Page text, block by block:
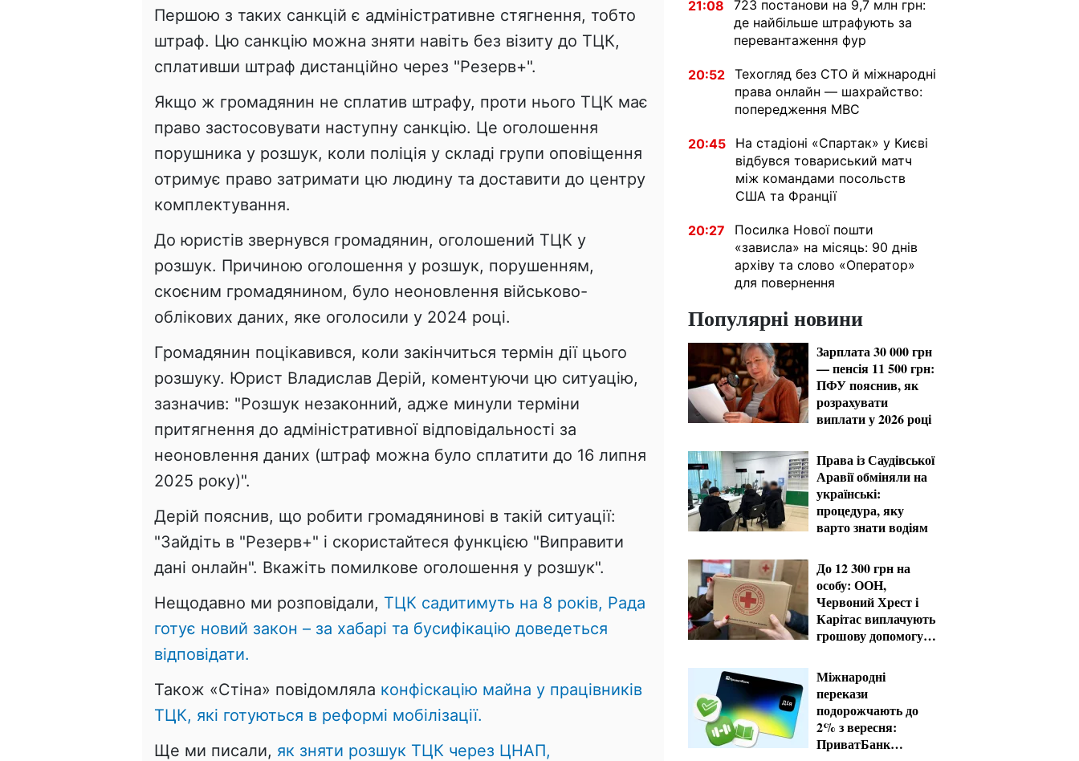
Першою з таких санкцій є адміністративне стягнення, тобто
штраф. Цю санкцію можна зняти навіть без візиту до ТЦК,
сплативши штраф дистанційно через "Резерв+".
Якщо ж громадянин не сплатив штрафу, проти нього ТЦК має
право застосовувати наступну санкцію. Це оголошення
порушника у розшук, коли поліція у складі групи оповіщення
отримує право затримати цю людину та доставити до центру
комплектування.
До юристів звернувся громадянин, оголошений ТЦК у
розшук. Причиною оголошення у розшук, порушенням,
скоєним громадянином, було неоновлення військово-
облікових даних, яке оголосили у 2024 році.
Громадянин поцікавився, коли закінчиться термін дії цього
розшуку. Юрист Владислав Дерій, коментуючи цю ситуацію,
зазначив: "Розшук незаконний, адже минули терміни
притягнення до адміністративної відповідальності за
неоновлення даних (штраф можна було сплатити до 16 липня
2025 року)".
Дерій пояснив, що робити громадянинові в такій ситуації:
"Зайдіть в "Резерв+" і скористайтеся функцією "Виправити
дані онлайн". Вкажіть помилкове оголошення у розшук".
Нещодавно ми розповідали, ТЦК садитимуть на 8 років, Рада
готує новий закон – за хабарі та бусифікацію доведеться
відповідати.
Також «Стіна» повідомляла конфіскацію майна у працівників
ТЦК, які готуються в реформі мобілізації.
Ще ми писали, як зняти розшук ТЦК через ЦНАП,
21:08
723 постанови на 9,7 млн грн:
де найбільше штрафують за
перевантаження фур
20:52 Техогляд без СТО й міжнародні
права онлайн — шахрайство:
попередження МВС
20:45
На стадіоні «Спартак» у Києві
відбувся товариський матч
між командами посольств
США та Франції
20:27
Посилка Нової пошти
«зависла» на місяць: 90 днів
архіву та слово «Оператор»
для повернення
Популярні новини
Зарплата 30 000 грн
— пенсія 11 500 грн:
ПФУ пояснив, як
розрахувати
виплати у 2026 році
Права із Саудівської
Аравії обміняли на
українські:
процедура, яку
варто знати водіям
До 12 300 грн на
особу: ООН,
Червоний Хрест і
Карітас виплачують
грошову допомогу в
Міжнародні
перекази
подорожчають до
2% з вересня:
ПриватБанк